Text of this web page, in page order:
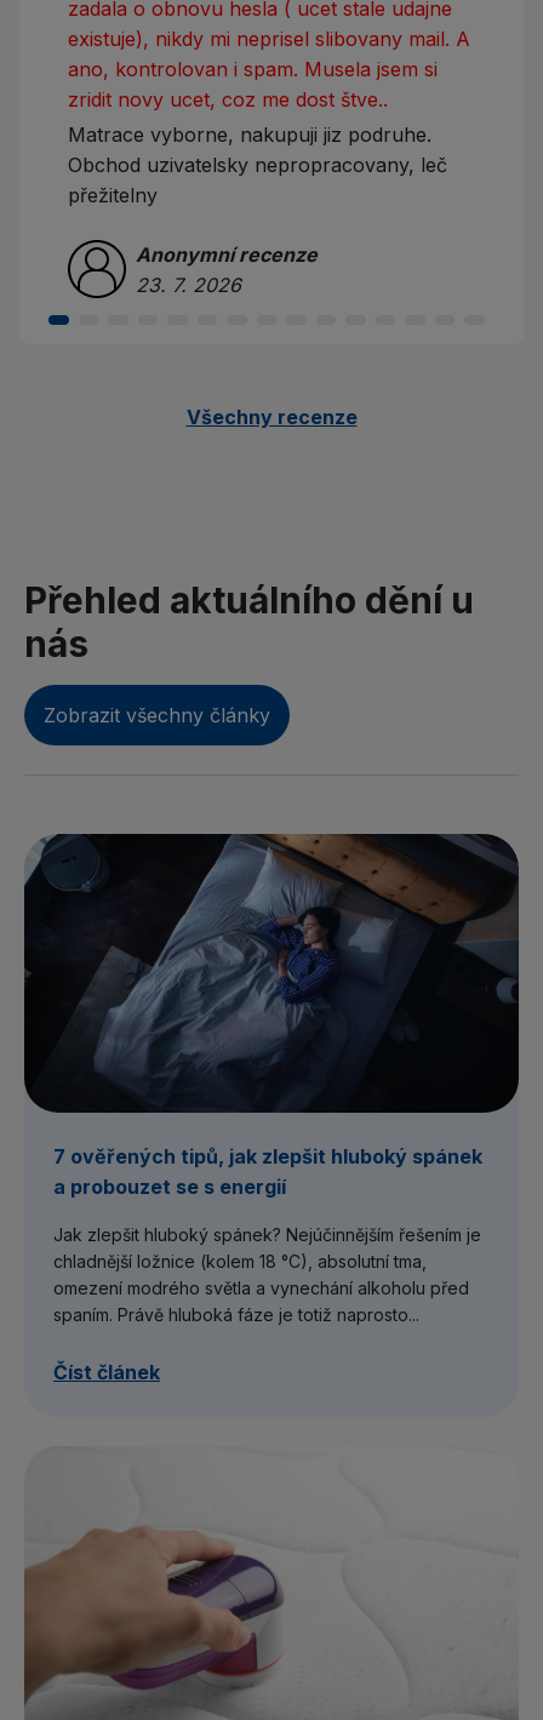
zadala o obnovu hesla ( ucet stale udajne
existuje), nikdy mi neprisel slibovany mail. A
ano, kontrolovan i spam. Musela jsem si
zridit novy ucet, coz me dost štve..
Matrace vyborne, nakupuji jiz podruhe.
Obchod uzivatelsky nepropracovany, leč
přežitelny
Anonymní recenze
23. 7. 2026
Všechny recenze
Přehled aktuálního dění u
nás
Zobrazit všechny články
7 ověřených tipů, jak zlepšit hluboký spánek
a probouzet se s energií
Jak zlepšit hluboký spánek? Nejúčinnějším řešením je
chladnější ložnice (kolem 18 °C), absolutní tma,
omezení modrého světla a vynechání alkoholu před
spaním. Právě hluboká fáze je totiž naprosto...
Číst článek